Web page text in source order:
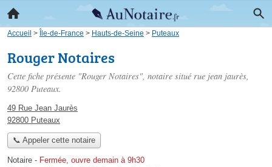
Accueil > Île-de-France > Hauts-de-Seine > Puteaux
Rouger Notaires
Cette fiche présente "Rouger Notaires", notaire situé rue jean jaurès,
92800 Puteaux.
49 Rue Jean Jaurès
92800 Puteaux
📞 Appeler cette notaire
Notaire - Fermée, ouvre demain à 9h30